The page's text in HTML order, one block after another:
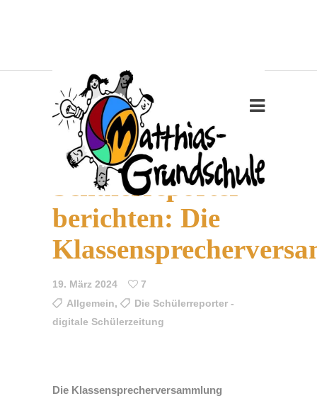
Die
Schülerreporter
berichten: Die
19. März 2024
7
Allgemein,
Die Schülerreporter -
digitale Schülerzeitung
Die Klassensprecherversammlung